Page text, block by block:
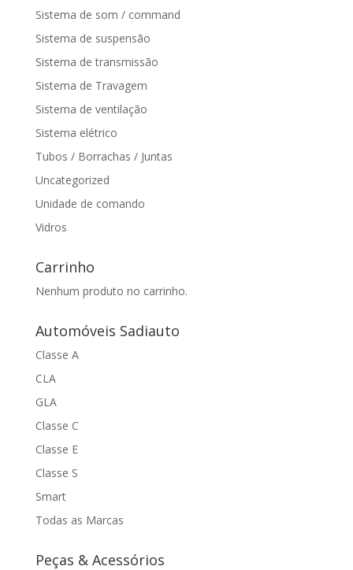
Sistema de som / command
Sistema de suspensão
Sistema de transmissão
Sistema de Travagem
Sistema de ventilação
Sistema elétrico
Tubos / Borrachas / Juntas
Uncategorized
Unidade de comando
Vidros
Carrinho
Nenhum produto no carrinho.
Automóveis Sadiauto
Classe A
CLA
GLA
Classe C
Classe E
Classe S
Smart
Todas as Marcas
Peças & Acessórios